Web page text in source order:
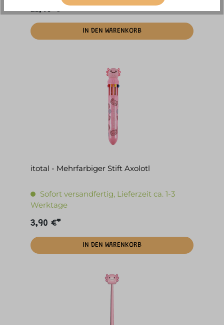
21,90 €*
IN DEN WARENKORB
itotal - Mehrfarbiger Stift Axolotl
Sofort versandfertig, Lieferzeit ca. 1-3
Werktage
3,90 €*
IN DEN WARENKORB